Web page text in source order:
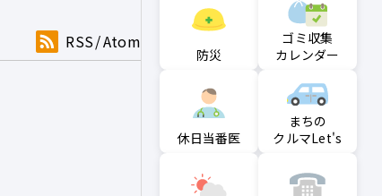
RSS Atom
防災
ゴミ収集
カレンダー
休日当番医
まちの
クルマLet's